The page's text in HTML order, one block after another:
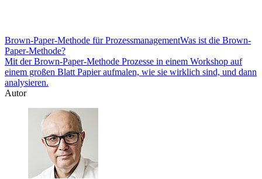
Brown-Paper-Methode für ProzessmanagementWas ist die Brown-
Paper-Methode?
Mit der Brown-Paper-Methode Prozesse in einem Workshop auf
einem großen Blatt Papier aufmalen, wie sie wirklich sind, und dann
analysieren.
Autor